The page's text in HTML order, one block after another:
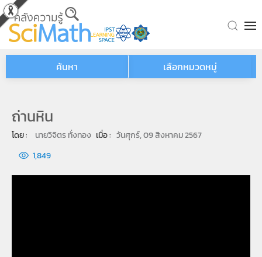
Skip to main content
ค้นหา เลือกหมวดหมู่
ถ่านหิน
โดย : นายวิจิตร ทั่งทอง เมื่อ : วันศุกร์, 09 สิงหาคม 2567
1,849